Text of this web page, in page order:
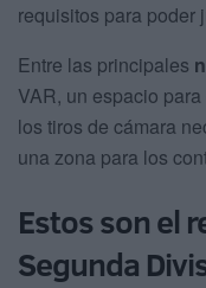
requisitos para poder
Entre las principales
VAR, un espacio
los tiros de cámara
una zona para los
Estos son el
Segunda